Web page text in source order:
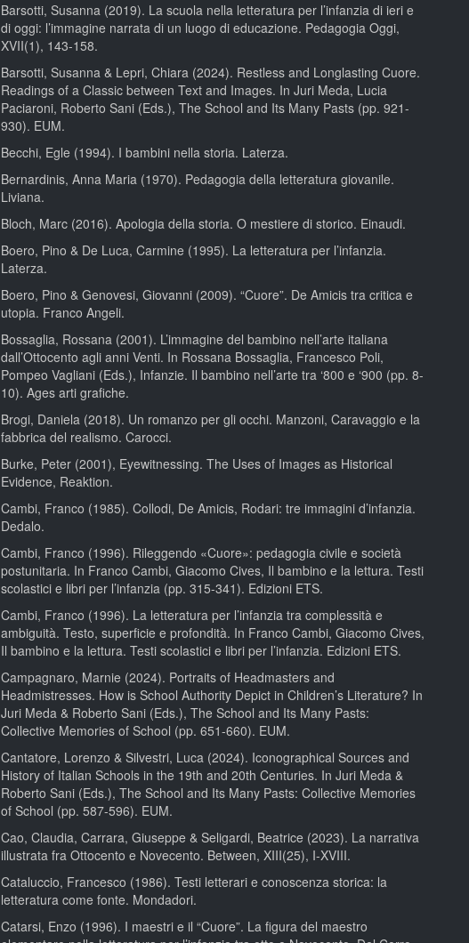
Barsotti, Susanna (2019). La scuola nella letteratura per l’infanzia di ieri e
di oggi: l’immagine narrata di un luogo di educazione. Pedagogia Oggi,
XVII(1), 143-158.
Barsotti, Susanna & Lepri, Chiara (2024). Restless and Longlasting Cuore.
Readings of a Classic between Text and Images. In Juri Meda, Lucia
Paciaroni, Roberto Sani (Eds.), The School and Its Many Pasts (pp. 921-
930). EUM.
Becchi, Egle (1994). I bambini nella storia. Laterza.
Bernardinis, Anna Maria (1970). Pedagogia della letteratura giovanile.
Liviana.
Bloch, Marc (2016). Apologia della storia. O mestiere di storico. Einaudi.
Boero, Pino & De Luca, Carmine (1995). La letteratura per l’infanzia.
Laterza.
Boero, Pino & Genovesi, Giovanni (2009). “Cuore”. De Amicis tra critica e
utopia. Franco Angeli.
Bossaglia, Rossana (2001). L’immagine del bambino nell’arte italiana
dall’Ottocento agli anni Venti. In Rossana Bossaglia, Francesco Poli,
Pompeo Vagliani (Eds.), Infanzie. Il bambino nell’arte tra ‘800 e ‘900 (pp. 8-
10). Ages arti grafiche.
Brogi, Daniela (2018). Un romanzo per gli occhi. Manzoni, Caravaggio e la
fabbrica del realismo. Carocci.
Burke, Peter (2001), Eyewitnessing. The Uses of Images as Historical
Evidence, Reaktion.
Cambi, Franco (1985). Collodi, De Amicis, Rodari: tre immagini d’infanzia.
Dedalo.
Cambi, Franco (1996). Rileggendo «Cuore»: pedagogia civile e società
postunitaria. In Franco Cambi, Giacomo Cives, Il bambino e la lettura. Testi
scolastici e libri per l’infanzia (pp. 315-341). Edizioni ETS.
Cambi, Franco (1996). La letteratura per l’infanzia tra complessità e
ambiguità. Testo, superficie e profondità. In Franco Cambi, Giacomo Cives,
Il bambino e la lettura. Testi scolastici e libri per l’infanzia. Edizioni ETS.
Campagnaro, Marnie (2024). Portraits of Headmasters and
Headmistresses. How is School Authority Depict in Children’s Literature? In
Juri Meda & Roberto Sani (Eds.), The School and Its Many Pasts:
Collective Memories of School (pp. 651-660). EUM.
Cantatore, Lorenzo & Silvestri, Luca (2024). Iconographical Sources and
History of Italian Schools in the 19th and 20th Centuries. In Juri Meda &
Roberto Sani (Eds.), The School and Its Many Pasts: Collective Memories
of School (pp. 587-596). EUM.
Cao, Claudia, Carrara, Giuseppe & Seligardi, Beatrice (2023). La narrativa
illustrata fra Ottocento e Novecento. Between, XIII(25), I-XVIII.
Cataluccio, Francesco (1986). Testi letterari e conoscenza storica: la
letteratura come fonte. Mondadori.
Catarsi, Enzo (1996). I maestri e il “Cuore”. La figura del maestro